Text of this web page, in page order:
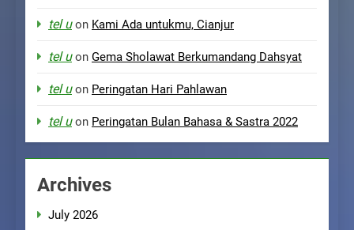
tel uon Kami Ada untukmu, Cianjur
tel uon Gema Sholawat Berkumandang Dahsyat
tel uon Peringatan Hari Pahlawan
tel uon Peringatan Bulan Bahasa & Sastra 2022
Archives
July 2026